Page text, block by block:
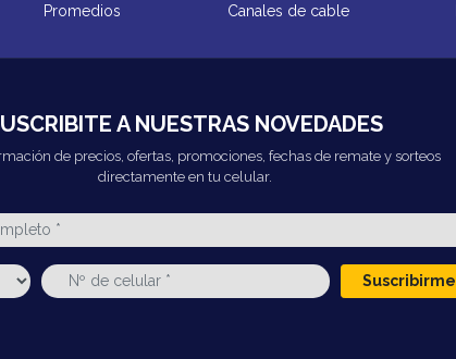
Promedios Canales de cable
A NUESTRAS NOVEDADES
de precios, ofertas, promociones, fechas de remate y sorteos
directamente en tu celular.
Suscribirme